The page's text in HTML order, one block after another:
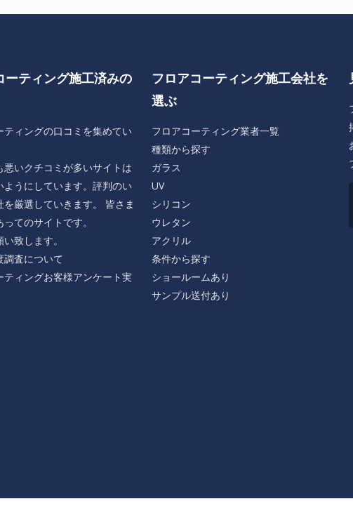
ーティング施工済みの
ティングの口コミを集めてい
悪いクチコミが多いサイトは
ようにしています。評判のい
を厳選していきます。 皆さま
てのサイトです。
致します。
調査について
ティングお客様アンケート実
フロアコーティング施工会社を
選ぶ
フロアコーティング業者一覧
種類から探す
ガラス
UV
シリコン
ウレタン
アクリル
条件から探す
ショールームあり
サンプル送付あり